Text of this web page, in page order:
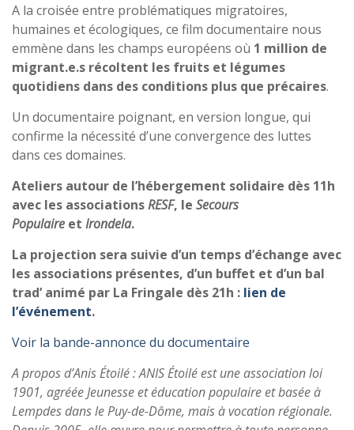
A la croisée entre problématiques migratoires,
humaines et écologiques, ce film documentaire nous
emmène dans les champs européens où 1 million de
migrant.e.s récoltent les fruits et légumes
quotidiens dans des conditions plus que précaires.
Un documentaire poignant, en version longue, qui
confirme la nécessité d’une convergence des luttes
dans ces domaines.
Ateliers autour de l’hébergement solidaire dès 11h
avec les associationsRESF, le Secours
Populaire et Irondela.
La projection sera suivie d’un temps d’échange avec
les associations présentes, d’un buffet et d’un bal
trad’ animé par La Fringale dès 21h : lien de
l’événement.
Voir la bande-annonce du documentaire
A propos d’Anis Étoilé : ANIS Étoilé est une association loi
1901, agréée Jeunesse et éducation populaire et basée à
Lempdes dans le Puy-de-Dôme, mais à vocation régionale.